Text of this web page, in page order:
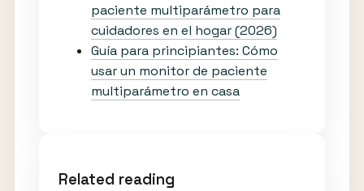
paciente multiparámetro para
cuidadores en el hogar (2026)
Guía para principiantes: Cómo
usar un monitor de paciente
multiparámetro en casa
Related reading